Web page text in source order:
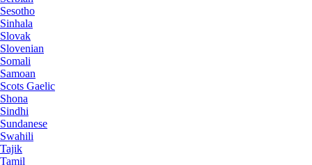
Sesotho
Sinhala
Slovak
Slovenian
Somali
Samoan
Scots Gaelic
Shona
Sindhi
Sundanese
Swahili
Tajik
Tamil